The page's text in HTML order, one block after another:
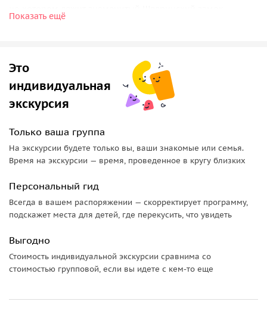
бывшая резиденция Мекленбургских герцогов.
Льву,
площадь мясников, на которой стоит скульптура,
посвящённая одной весёлой народной песенке о корове
господина пастора.
около пруда священников, на берегу которого находится
величественное здание бывшего арсенала, увидим бюст
основателя всемирного почтового союза Генриха фон
Штефана.
Пройдёмся по трём узким улицам, увидим домик-комод и
оригинальное здание кафе «Прага». Через
Гартен, на которой находятся исторические здания
шверинского театра и государственного музея.
После обзорной экскурсии можно будет посетить замок и
Показать ещё
Это
индивидуальная
экскурсия
Только ваша группа
На экскурсии будете только вы, ваши знакомые или семья.
Время на экскурсии — время, проведенное в кругу близких
Персональный гид
Всегда в вашем распоряжении — скорректирует программу,
подскажет места для детей, где перекусить, что увидеть
Выгодно
Стоимость индивидуальной экскурсии сравнима со
стоимостью групповой, если вы идете с кем-то еще